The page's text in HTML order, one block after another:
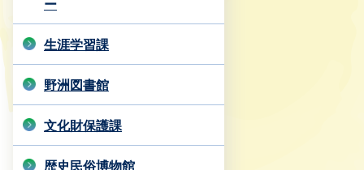
ー
生涯学習課
野洲図書館
文化財保護課
歴史民俗博物館